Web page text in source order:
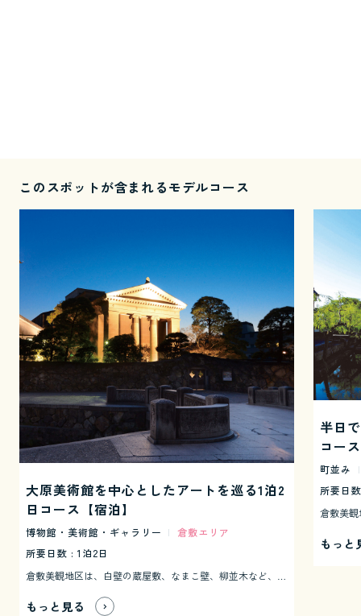
このスポットが含まれるモデルコース
大原美術館を中心としたアートを巡る1泊2
日コース【宿泊】
博物館・美術館・ギャラリー |
倉敷エリア
所要日数 : 1泊2日
もっと見る
半日
コー
町並み
|
所要日
もっと